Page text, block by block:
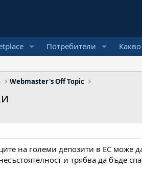
Потребители
Webmaster's Off Topic
на големи депозити в ЕС може
и трябва да бъде